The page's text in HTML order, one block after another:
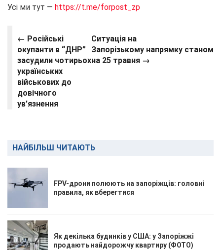
Усі ми тут — https://t.me/forpost_zp
← Російські
окупанти в “ДНР”
засудили чотирьох
українських
військових до
довічного
ув’язнення
Ситуація на
Запорізькому напрямку станом
на 25 травня →
НАЙБІЛЬШ ЧИТАЮТЬ
FPV-дрони полюють на запоріжців: головні
правила, як вберегтися
Як декілька будинків у США: у Запоріжжі
продають найдорожчу квартиру (ФОТО)